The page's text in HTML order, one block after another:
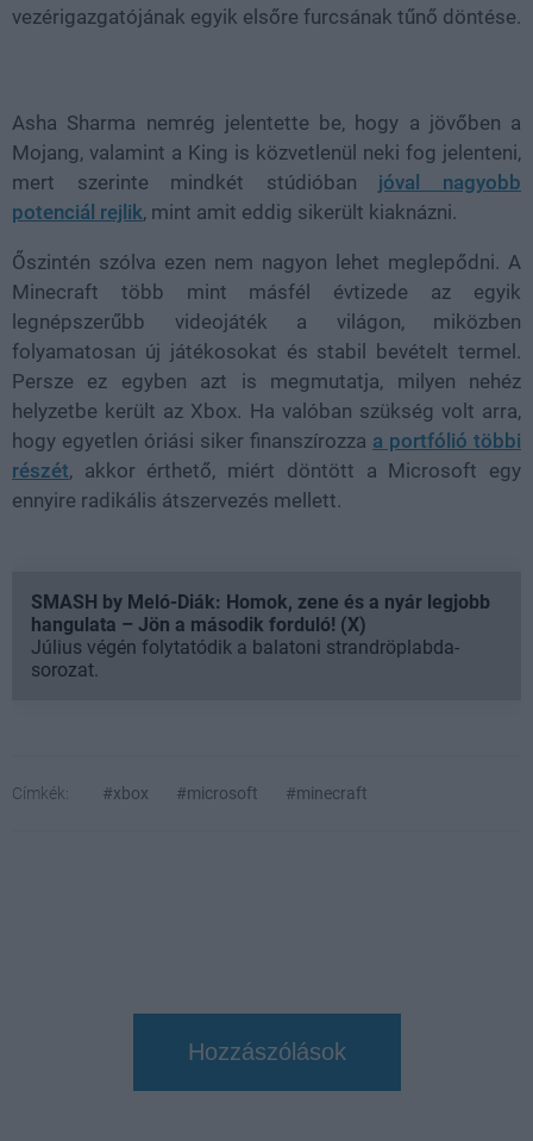
vezérigazgatójának egyik elsőre furcsának tűnő döntése.
Asha Sharma nemrég jelentette be, hogy a jövőben a
Mojang, valamint a King is közvetlenül neki fog jelenteni,
mert szerinte mindkét stúdióban jóval nagyobb
potenciál rejlik, mint amit eddig sikerült kiaknázni.
Őszintén szólva ezen nem nagyon lehet meglepődni. A
Minecraft több mint másfél évtizede az egyik
legnépszerűbb videojáték a világon, miközben
folyamatosan új játékosokat és stabil bevételt termel.
Persze ez egyben azt is megmutatja, milyen nehéz
helyzetbe került az Xbox. Ha valóban szükség volt arra,
hogy egyetlen óriási siker finanszírozza a portfólió többi
részét, akkor érthető, miért döntött a Microsoft egy
ennyire radikális átszervezés mellett.
SMASH by Meló-Diák: Homok, zene és a nyár legjobb
hangulata – Jön a második forduló! (X)
Július végén folytatódik a balatoni strandröplabda-
sorozat.
Címkék: #xbox #microsoft #minecraft
Hozzászólások